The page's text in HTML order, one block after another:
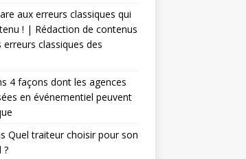
aux erreurs classiques qui
! | Rédaction de contenus
classiques des
4 façons dont les agences
en événementiel peuvent
Quel traiteur choisir pour son
?